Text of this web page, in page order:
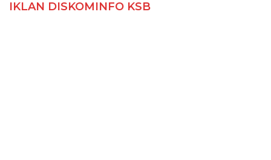
IKLAN DISKOMINFO KSB